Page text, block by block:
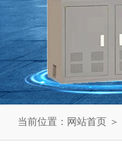
当前位置： 网站首页 ＞